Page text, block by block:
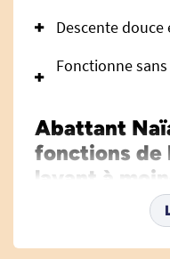
Descente
Fonctionne
Abattant
fonctions de
lavant à
L'abattant WC